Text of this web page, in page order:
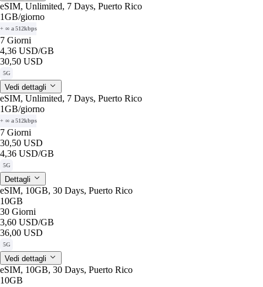
eSIM, Unlimited, 7 Days, Puerto Rico
1GB/giorno
+ ∞ a 512kbps
7 Giorni
4,36 USD/GB
30,50 USD
5G
Vedi dettagli
eSIM, Unlimited, 7 Days, Puerto Rico
1GB/giorno
+ ∞ a 512kbps
7 Giorni
30,50 USD
4,36 USD/GB
5G
Dettagli
eSIM, 10GB, 30 Days, Puerto Rico
10GB
30 Giorni
3,60 USD/GB
36,00 USD
5G
Vedi dettagli
eSIM, 10GB, 30 Days, Puerto Rico
10GB